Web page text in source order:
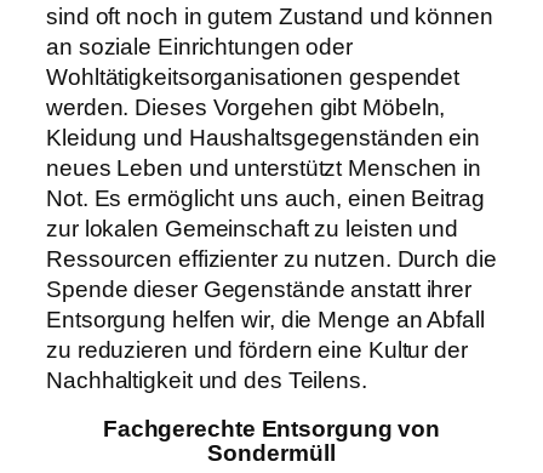
sind oft noch in gutem Zustand und können
an soziale Einrichtungen oder
Wohltätigkeitsorganisationen gespendet
werden. Dieses Vorgehen gibt Möbeln,
Kleidung und Haushaltsgegenständen ein
neues Leben und unterstützt Menschen in
Not. Es ermöglicht uns auch, einen Beitrag
zur lokalen Gemeinschaft zu leisten und
Ressourcen effizienter zu nutzen. Durch die
Spende dieser Gegenstände anstatt ihrer
Entsorgung helfen wir, die Menge an Abfall
zu reduzieren und fördern eine Kultur der
Nachhaltigkeit und des Teilens.
Fachgerechte Entsorgung von
Sondermüll